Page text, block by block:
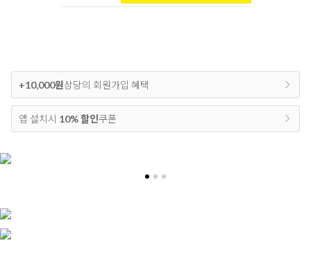
+10,000원상당의 회원가입 혜택
앱 설치시 10% 할인쿠폰